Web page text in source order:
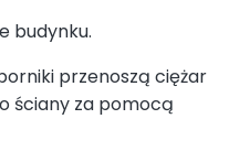
budynku.
przenoszą ciężar
ściany za pomocą